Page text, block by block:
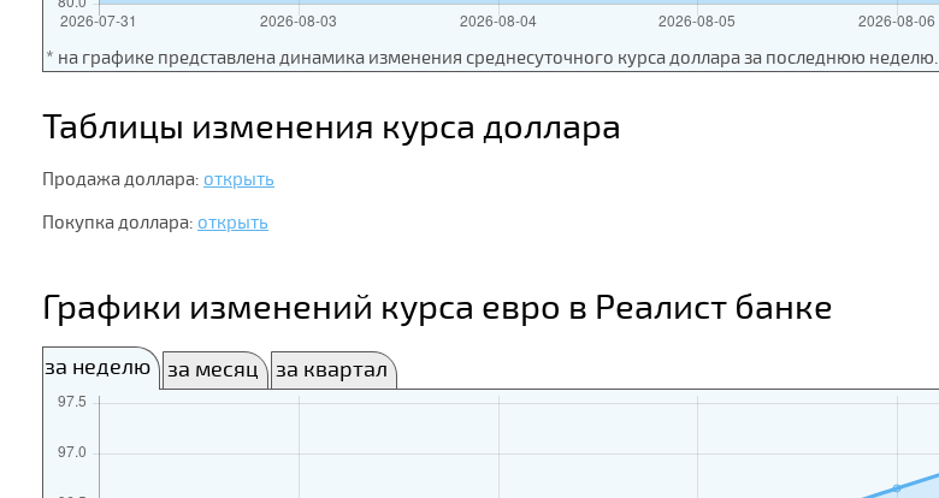
* на графике представлена динамика изменения среднесуточного курса доллара за последнюю неделю.
Таблицы изменения курса доллара
Продажа доллара: открыть
Покупка доллара: открыть
Графики изменений курса евро в Реалист банке
за неделю за месяц за квартал